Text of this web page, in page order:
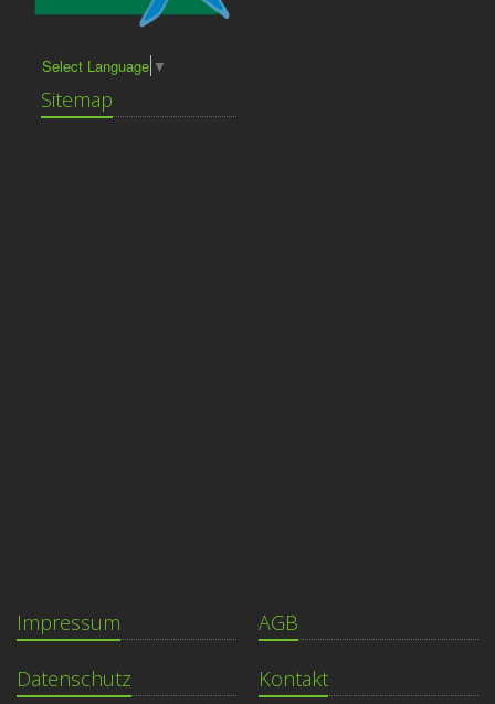
Select Language ▼
Sitemap
Impressum
Datenschutz
AGB
Kontakt